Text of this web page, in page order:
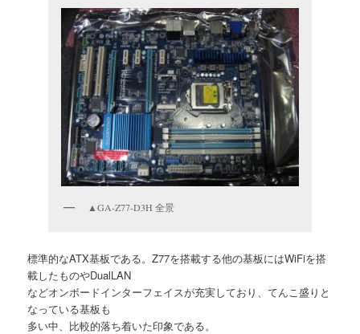
▲GA-Z77-D3H 全景
標準的なATX基板である。Z77を搭載する他の基板にはWiFiを搭
載したものやDualLAN
などオンボードインターフェイスが充実しており、てんこ盛りと
なっている基板も
多い中、比較的落ち着いた印象である。